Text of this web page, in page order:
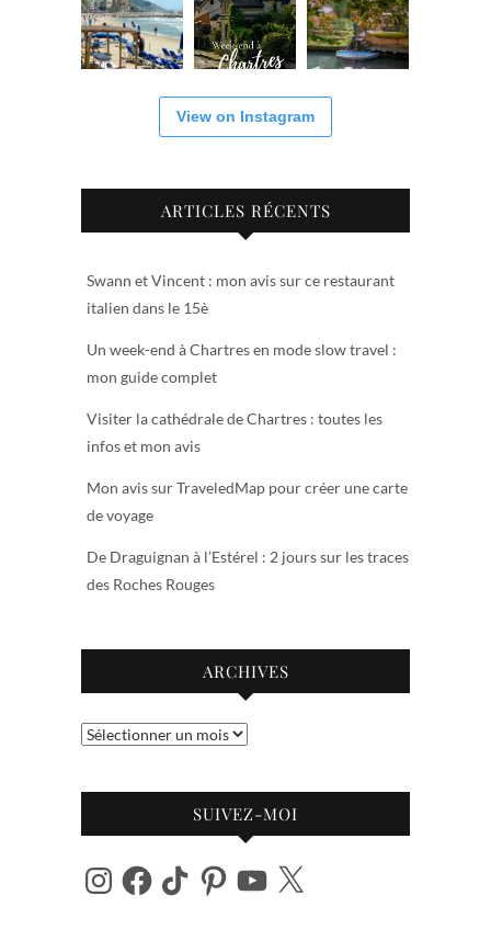
View on Instagram
ARTICLES RÉCENTS
Swann et Vincent : mon avis sur ce restaurant
italien dans le 15è
Un week-end à Chartres en mode slow travel :
mon guide complet
Visiter la cathédrale de Chartres : toutes les
infos et mon avis
Mon avis sur TraveledMap pour créer une carte
de voyage
De Draguignan à l’Estérel : 2 jours sur les traces
des Roches Rouges
ARCHIVES
Archives
SUIVEZ-MOI
InstagramFacebook
TikTok PinterestYouTube
X